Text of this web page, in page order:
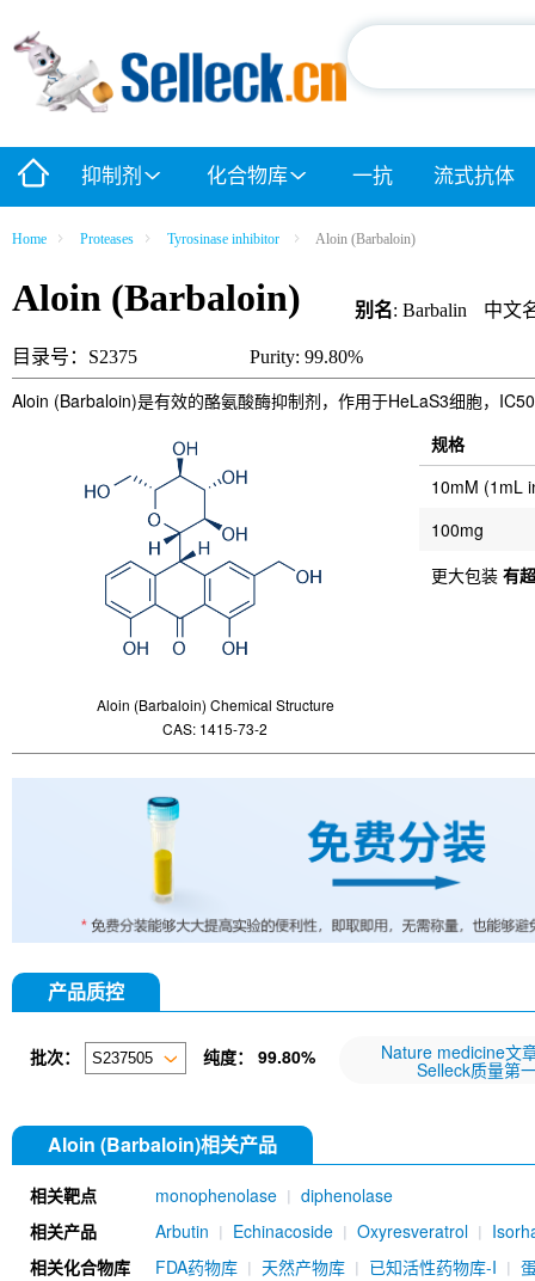
抑制剂 化合物库 一抗 流式抗体
Home Proteases Tyrosinase inhibitor Aloin (Barbaloin)
Aloin (Barbaloin) 别名: Barbalin 中文
目录号：S2375 Purity: 99.80%
Aloin (Barbaloin)是有效的酪氨酸酶抑制剂，作用于HeLaS3细胞，
Aloin (Barbaloin) Chemical Structure
CAS: 1415-73-2
规格
10mM (1mL
100mg
更大包装 有
产品质控
批次： 纯度： 99.80% Nature medicine文
Selleck质量第
Aloin (Barbaloin)相关产品
相关靶点 monophenolase
diphenolase
相关产品
Arbutin Echinacoside Oxyresveratrol
相关化合物库
FDA药物库 天然产物库 已知活性药物库-I